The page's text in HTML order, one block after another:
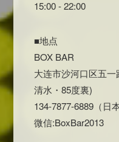
15:00 - 22:00
■地点
BOX BAR
大连市沙河口区五
清水・85度裏)
134-7877-6889（日
微信:BoxBar2013